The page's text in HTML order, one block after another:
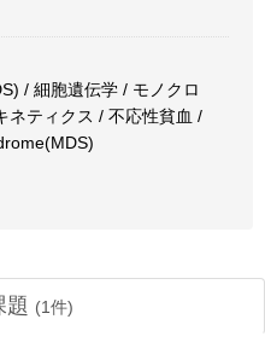
/ 細胞遺伝学 / モノクロ
ネティクス / 不応性貧血 /
題 (1件)